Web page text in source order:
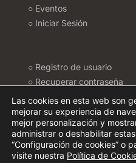
○ Eventos
○ Iniciar Sesión
○ Registro de usuario
○ Recuperar contraseña
○ Politica de Cookies
○ Configurar Cookies
○ Política de privacidad
○ Términos de uso
Las cookies en esta web son
mejorar su experiencia de
mejor personalización y
administrar o deshabilitar
“Configuración de cookies” o
visite nuestra Política de